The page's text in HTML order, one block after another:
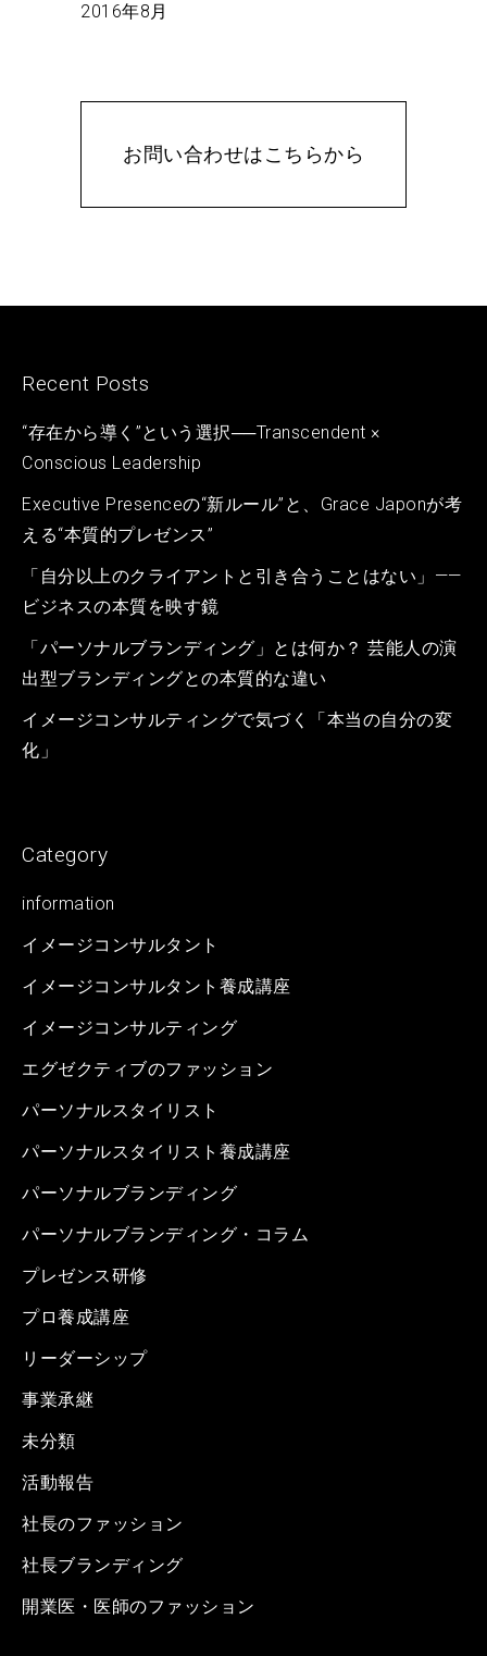
2016年8月
お問い合わせはこちらから
Recent Posts
“存在から導く”という選択──Transcendent ×
Conscious Leadership
Executive Presenceの“新ルール”と、Grace Japonが考
える“本質的プレゼンス”
「自分以上のクライアントと引き合うことはない」——
ビジネスの本質を映す鏡
「パーソナルブランディング」とは何か？ 芸能人の演
出型ブランディングとの本質的な違い
イメージコンサルティングで気づく「本当の自分の変
化」
Category
information
イメージコンサルタント
イメージコンサルタント養成講座
イメージコンサルティング
エグゼクティブのファッション
パーソナルスタイリスト
パーソナルスタイリスト養成講座
パーソナルブランディング
パーソナルブランディング・コラム
プレゼンス研修
プロ養成講座
リーダーシップ
事業承継
未分類
活動報告
社長のファッション
社長ブランディング
開業医・医師のファッション